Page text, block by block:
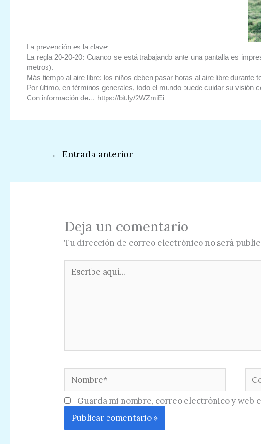
La prevención es la clave:
La regla 20-20-20: Cuando se está trabajando ante una pantalla es
metros).
Más tiempo al aire libre: los niños deben pasar horas al aire libre
Por último, en términos generales, todo el mundo puede cuidar su
Con información de… https://bit.ly/2WZmiEi
← Entrada anterior
Deja un comentario
Tu dirección de correo electrónico no será
aquí...
Guarda mi nombre, correo electrónico y web